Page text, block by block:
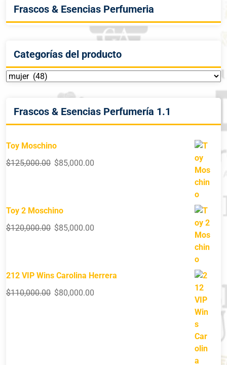
Frascos & Esencias Perfumeria
Categorías del producto
Frascos & Esencias Perfumería 1.1
Toy Moschino
$125,000.00 $85,000.00
Toy 2 Moschino
$120,000.00 $85,000.00
212 VIP Wins Carolina Herrera
$110,000.00 $80,000.00